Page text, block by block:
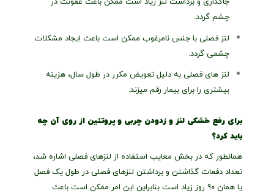
چشم گردد.
لنز فصلی با جنس نامرغوب ممکن است باعث ایجاد مشکلات
چشمی گردد.
لنز های فصلی به دلیل تعویض مکرر در طول سال، هزینه
بیشتری را برای بیمار رقم میزند.
برای رفع خشکی لنز و زدودن چربی و پروتئین از روی آن چه
باید کرد؟
همانطور که در بخش معایب استفاده از لنزهای فصلی اشاره شد،
تعداد دفعات گذاشتن و برداشتن لنزهای فصلی در طول یک فصل
یا همان 90 روز زیاد است بنابراین این امر ممکن است باعث